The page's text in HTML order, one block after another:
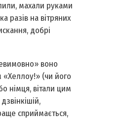
махали руками
разів на вітряних
добрі
воно
«Хеллоу!» (чи його
німця, вітали цим
сприймається,